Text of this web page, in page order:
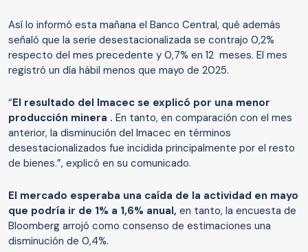
Así lo informó esta mañana el Banco Central, qué además
señaló que la serie desestacionalizada se contrajo 0,2%
respecto del mes precedente y 0,7% en 12 meses. El mes
registró un día hábil menos que mayo de 2025.
“El resultado del Imacec se explicó por una menor
producción minera . En tanto, en comparación con el mes
anterior, la disminución del Imacec en términos
desestacionalizados fue incidida principalmente por el resto
de bienes.”, explicó en su comunicado.
El mercado esperaba una caída de la actividad en mayo
que podría ir de 1% a 1,6% anual, en tanto, la encuesta de
Bloomberg arrojó como consenso de estimaciones una
disminución de 0,4%.